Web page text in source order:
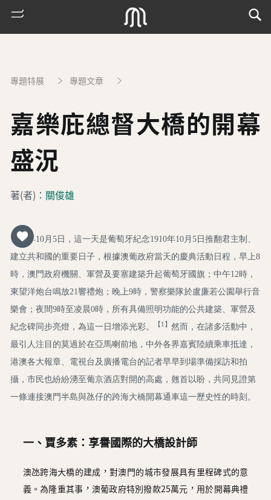
圖
媽
寺
廟
專題特展 專題文章
嘉樂庇總督大橋的開幕
盛況
著(者)： 關俊雄
1974年10月5日，這一天是葡萄牙紀念1910年10月5日推翻君主制、
建立共和國的重要日子，根據澳葡政府當天的慶典活動日程，早上8
時，澳門政府機關、軍營及要塞建築升起葡萄牙國旗；中午12時，
東望洋炮台鳴放21響禮炮；晚上9時，警察樂隊於盧廉若公園舉行音
樂會；夜間9時至凌晨0時，所有具備照明功能的公共建築、軍營及
紀念碑同步亮燈，為這一日增添光彩。
【1】 然而，在諸多活動中，
最引人注目的莫過於在亞馬喇前地，中外各界嘉賓陸續乘車抵達，
港澳各大報章、電視台及廣播電台的記者早早到場準備採訪和拍
攝，市民也紛紛湧至葡京酒店對開的高處，翹首以盼，共同見證第
一條連接澳門半島與氹仔的跨海大橋開幕通車這一歷史性的時刻。
一、賈多素：享譽國際的大橋設計師
澳氹跨海大橋的建成，對澳門的城市發展具有里程碑式的意
義。為隆重其事，澳葡政府特別撥款25萬元，用於開幕典禮